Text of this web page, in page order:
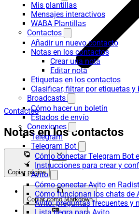
Mis plantillas
Mensajes interactivos
WABA Plantillas
Contactos
Añadir un nuevo contacto
Notas en los contactos
Crear una nota
Editar nota
Etiquetas en los contactos
Clasificar, filtrar por etiquetas y
Broadcasts
Cómo hacer un boletín
Estados de envío
Conexiones
Telegram
Telegram Bot
Cómo conectar Telegram Bot
Instrucciones para crear y
Avito
Cómo conectar Avito en
Cómo funcionan los chats de
Avito: preguntas frecuentes y
Contactos
Notas en los contactos
Copiar página
Copiar como Markdown